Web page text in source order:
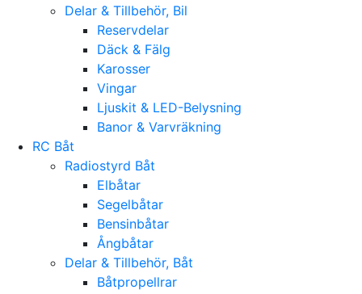
Delar & Tillbehör, Bil
Reservdelar
Däck & Fälg
Karosser
Vingar
Ljuskit & LED-Belysning
Banor & Varvräkning
RC Båt
Radiostyrd Båt
Elbåtar
Segelbåtar
Bensinbåtar
Ångbåtar
Delar & Tillbehör, Båt
Båtpropellrar